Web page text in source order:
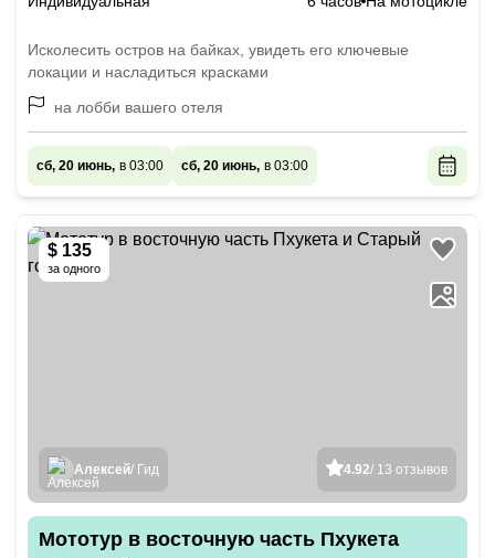
Исколесить остров на байках, увидеть его ключевые
локации и насладиться красками
на лобби вашего отеля
сб, 20 июнь, в 03:00 сб, 20 июнь, в 03:00
$ 135
за одного
4.92/ 13 отзывов
Алексей/ Гид
Мототур в восточную часть Пхукета